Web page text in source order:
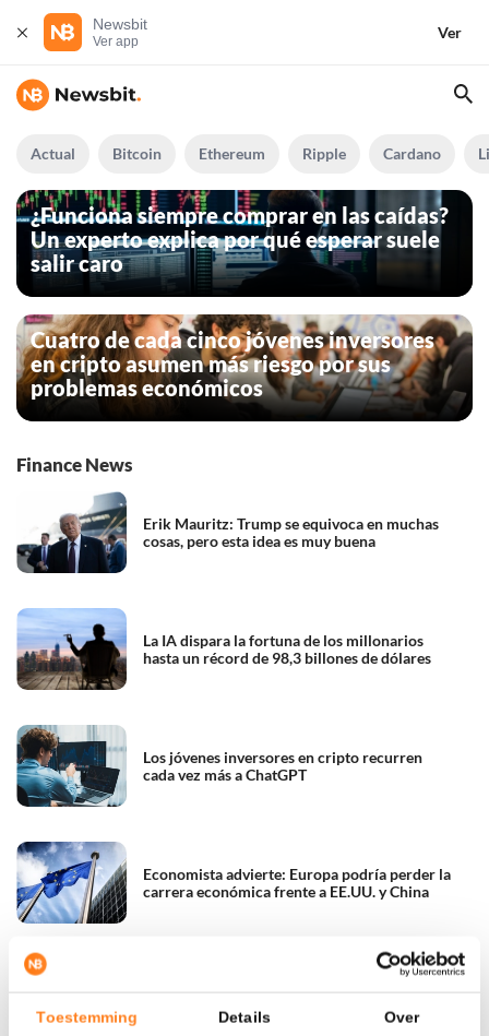
Toestemming Details Over
Newsbit
Ver app
Ver
Actual Bitcoin Ethereum Ripple Cardano
¿Funciona siempre comprar en las caídas?
Un experto explica por qué esperar suele
salir caro
Cuatro de cada cinco jóvenes inversores
en cripto asumen más riesgo por sus
problemas económicos
Finance News
Erik Mauritz: Trump se equivoca en muchas
cosas, pero esta idea es muy buena
La IA dispara la fortuna de los millonarios
hasta un récord de 98,3 billones de dólares
Los jóvenes inversores en cripto recurren
cada vez más a ChatGPT
Economista advierte: Europa podría perder la
carrera económica frente a EE.UU. y China
Primera hipoteca con Bitcoin como garantía